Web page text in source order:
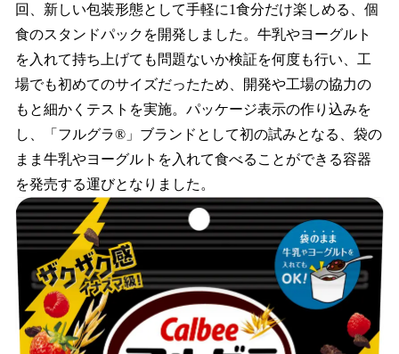
回、新しい包装形態として手軽に1食分だけ楽しめる、個
食のスタンドパックを開発しました。牛乳やヨーグルト
を入れて持ち上げても問題ないか検証を何度も行い、工
場でも初めてのサイズだったため、開発や工場の協力の
もと細かくテストを実施。パッケージ表示の作り込みを
し、「フルグラ®」ブランドとして初の試みとなる、袋の
まま牛乳やヨーグルトを入れて食べることができる容器
を発売する運びとなりました。